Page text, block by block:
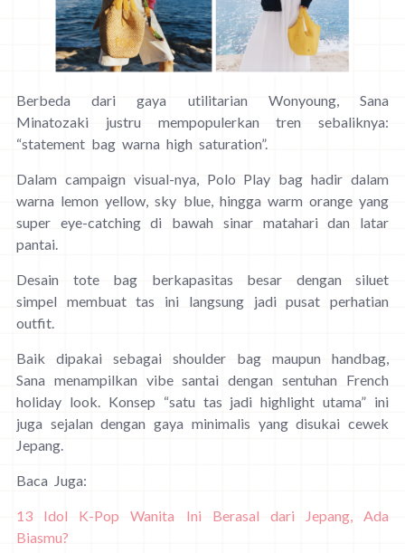
Berbeda dari gaya utilitarian Wonyoung, Sana
Minatozaki justru mempopulerkan tren sebaliknya:
“statement bag warna high saturation”.
Dalam campaign visual-nya, Polo Play bag hadir dalam
warna lemon yellow, sky blue, hingga warm orange yang
super eye-catching di bawah sinar matahari dan latar
pantai.
Desain tote bag berkapasitas besar dengan siluet
simpel membuat tas ini langsung jadi pusat perhatian
outfit.
Baik dipakai sebagai shoulder bag maupun handbag,
Sana menampilkan vibe santai dengan sentuhan French
holiday look. Konsep “satu tas jadi highlight utama” ini
juga sejalan dengan gaya minimalis yang disukai cewek
Jepang.
Baca Juga:
13 Idol K-Pop Wanita Ini Berasal dari Jepang, Ada
Biasmu?